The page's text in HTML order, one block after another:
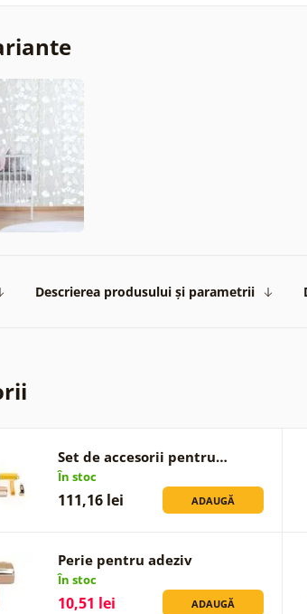
Descrierea produsului și parametrii
Set de accesorii pentru…
În stoc
111,16 lei ADAUGĂ
Perie pentru adeziv
În stoc
10,51 lei ADAUGĂ